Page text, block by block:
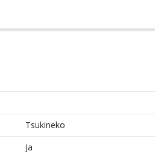
Tsukineko
Ja